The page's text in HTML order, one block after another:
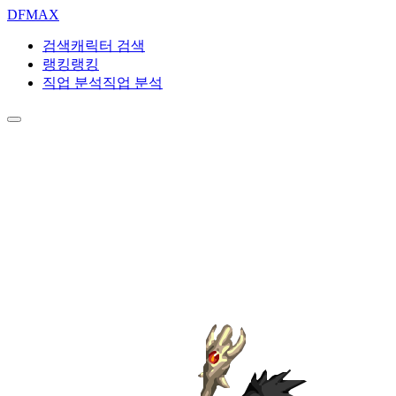
DFMAX
검색캐릭터 검색
랭킹랭킹
직업 분석직업 분석